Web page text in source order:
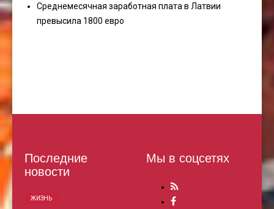
Среднемесячная заработная плата в Латвии
превысила 1800 евро
Последние
новости
ЖИЗНЬ
Мы в соцсетях